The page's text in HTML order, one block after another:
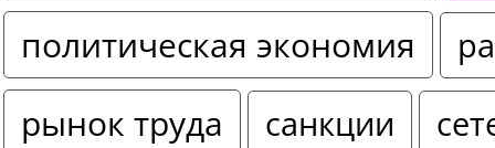
политическая экономия
рынок труда санкции